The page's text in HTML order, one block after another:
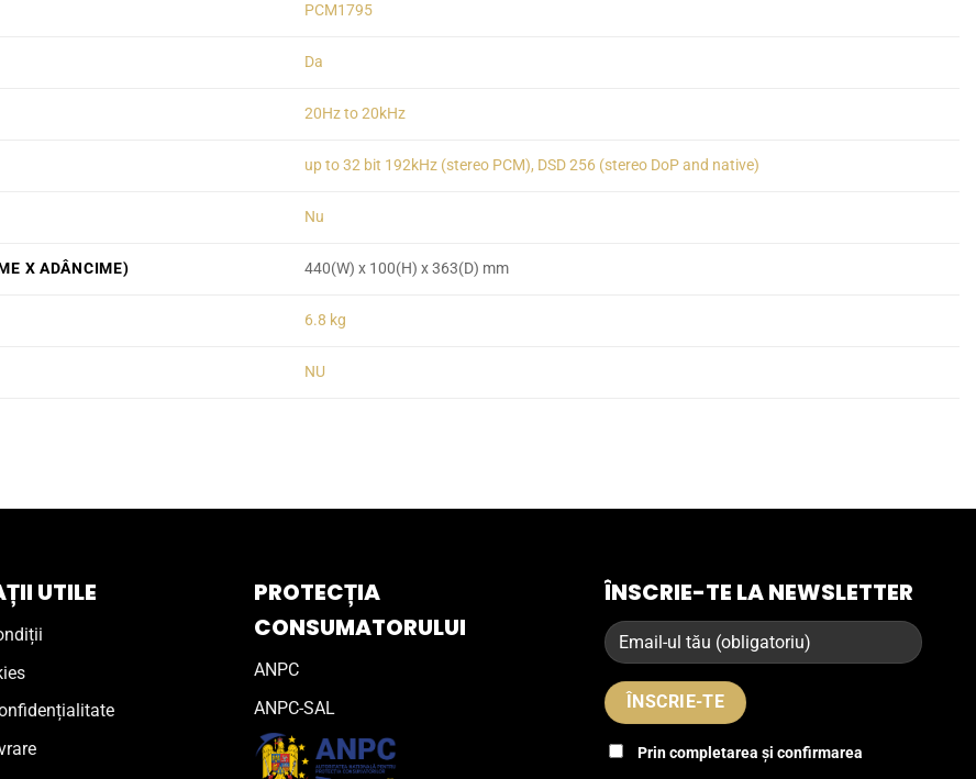
PCM1795
Da
20Hz to 20kHz
up to 32 bit 192kHz (stereo PCM), DSD 256 (stereo DoP and native)
Nu
X ADÂNCIME) 440(W) x 100(H) x 363(D) mm
6.8 kg
NU
UTILE
PROTECȚIA
CONSUMATORULUI
ANPC
ANPC-SAL
ÎNSCRIE-TE LA NEWSLETTER
Prin completarea și confirmarea